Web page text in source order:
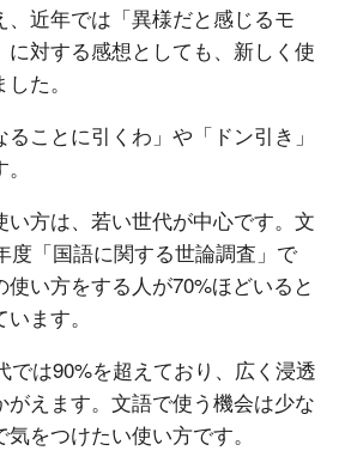
、近年では「異様だと感じるモ
に対する感想としても、新しく使
た。
ることに引くわ」や「ドン引き」
い方は、若い世代が中心です。文
度「国語に関する世論調査」で
い方をする人が70%ほどいると
ます。
では90%を超えており、広く浸透
がえます。文語で使う機会は少な
をつけたい使い方です。